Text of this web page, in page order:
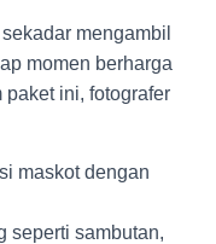
mengambil
momen berharga
ini, fotografer
maskot dengan
seperti sambutan,